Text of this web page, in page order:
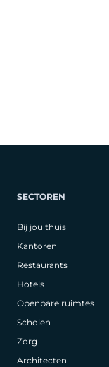
SECTOREN
Bij jou thuis
Kantoren
Restaurants
Hotels
Openbare ruimtes
Scholen
Zorg
Architecten